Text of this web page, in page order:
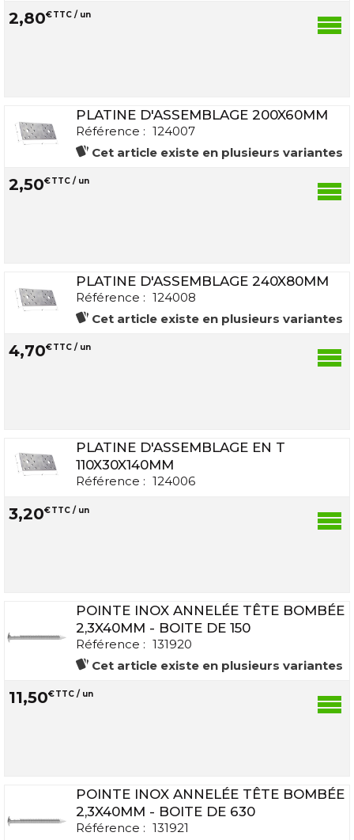
2,80€TTC / un
PLATINE D'ASSEMBLAGE 200X60MM
Référence : 124007
Cet article existe en plusieurs variantes
2,50€TTC / un
PLATINE D'ASSEMBLAGE 240X80MM
Référence : 124008
Cet article existe en plusieurs variantes
4,70€TTC / un
PLATINE D'ASSEMBLAGE EN T
110X30X140MM
Référence : 124006
3,20€TTC / un
POINTE INOX ANNELÉE TÊTE BOMBÉE
2,3X40MM - BOITE DE 150
Référence : 131920
Cet article existe en plusieurs variantes
11,50€TTC / un
POINTE INOX ANNELÉE TÊTE BOMBÉE
2,3X40MM - BOITE DE 630
Référence : 131921